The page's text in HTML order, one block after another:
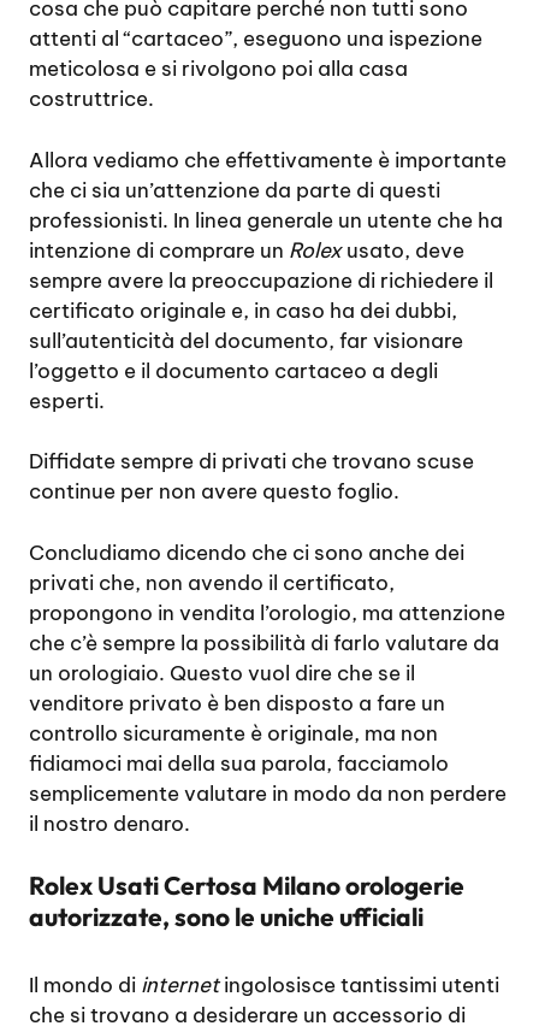
cosa che può capitare perché non tutti sono
attenti al “cartaceo”, eseguono una ispezione
meticolosa e si rivolgono poi alla casa
costruttrice.
Allora vediamo che effettivamente è importante
che ci sia un’attenzione da parte di questi
professionisti. In linea generale un utente che ha
intenzione di comprare un Rolexusato, deve
sempre avere la preoccupazione di richiedere il
certificato originale e, in caso ha dei dubbi,
sull’autenticità del documento, far visionare
l’oggetto e il documento cartaceo a degli
esperti.
Diffidate sempre di privati che trovano scuse
continue per non avere questo foglio.
Concludiamo dicendo che ci sono anche dei
privati che, non avendo il certificato,
propongono in vendita l’orologio, ma attenzione
che c’è sempre la possibilità di farlo valutare da
un orologiaio. Questo vuol dire che se il
venditore privato è ben disposto a fare un
controllo sicuramente è originale, ma non
fidiamoci mai della sua parola, facciamolo
semplicemente valutare in modo da non perdere
il nostro denaro.
Rolex Usati Certosa Milano orologerie
autorizzate, sono le uniche ufficiali
Il mondo di internetingolosisce tantissimi utenti
che si trovano a desiderare un accessorio di